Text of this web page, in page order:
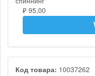
₽ 95,00
Код товара: 10037262